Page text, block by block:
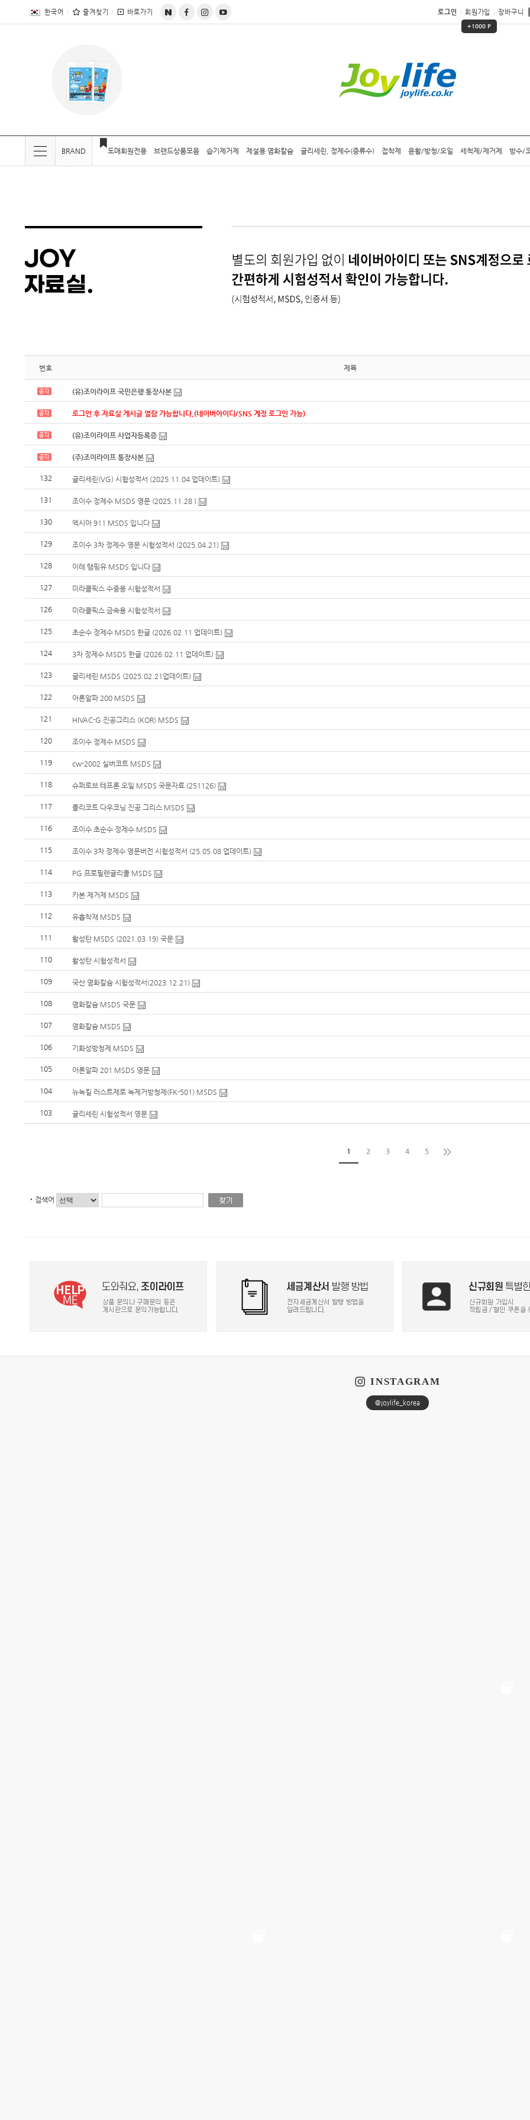
한국어 즐겨찾기 바로가기 로그인 회원가입
+1000 P
장바구니
BRAND 도매회원전용 브랜드상품모음 습기제거제 제설용 염화칼슘 글리세린, 정제수(증류수) 접착제 윤활/방청/오일 세척제/제거제 방수/
번호 제목
(유)조이라이프 국민은행 통장사본
로그인 후 자료실 게시글 열람 가능합니다.(네이버아이디/SNS 계정 로그인 가능)
(유)조이라이프 사업자등록증
(주)조이라이프 통장사본
132 글리세린(VG) 시험성적서 (2025.11.04 업데이트)
131 조이수 정제수 MSDS 영문 (2025.11.28 )
130 엑시아 911 MSDS 입니다
129 조이수 3차 정제수 영문 시험성적서 (2025.04.21)
128 이레 탬핑유 MSDS 입니다
127 미라클픽스 수중용 시험성적서
126 미라클픽스 금속용 시험성적서
125 초순수 정제수 MSDS 한글 (2026.02.11 업데이트)
124 3차 정제수 MSDS 한글 (2026.02.11 업데이트)
123 글리세린 MSDS (2025.02.21업데이트)
122 아론알파 200 MSDS
121 HIVAC-G 진공그리스 (KOR) MSDS
120 조이수 정제수 MSDS
119 cw-2002 실버코트 MSDS
118 슈퍼로브 테프론 오일 MSDS 국문자료 (251126)
117 몰리코트 다우코닝 진공 그리스 MSDS
116 조이수 초순수 정제수 MSDS
115 조이수 3차 정제수 영문버전 시험성적서 (25.05.08 업데이트)
114 PG 프로필렌글리콜 MSDS
113 카본 제거제 MSDS
112 유흡착재 MSDS
111 활성탄 MSDS (2021.03.19) 국문
110 활성탄 시험성적서
109 국산 염화칼슘 시험성적서(2023.12.21)
108 염화칼슘 MSDS 국문
107 염화칼슘 MSDS
106 기화성방청제 MSDS
105 아론알파 201 MSDS 영문
104 뉴녹킬 러스트제로 녹제거방청제(FK-501) MSDS
103 글리세린 시험성적서 영문
1 2 3 4 5
INSTAGRAM
@joylife_korea